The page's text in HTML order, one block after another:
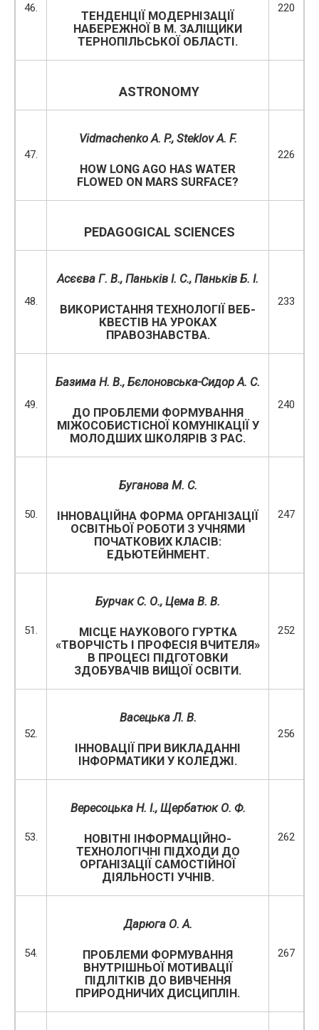
46.
ТЕНДЕНЦІЇ МОДЕРНІЗАЦІЇ
НАБЕРЕЖНОЇ В М. ЗАЛІЩИКИ
ТЕРНОПІЛЬСЬКОЇ ОБЛАСТІ.
220
ASTRONOMY
47.
Vidmachenko A. P., Steklov A. F.
HOW LONG AGO HAS WATER
FLOWED ON MARS SURFACE?
226
PEDAGOGICAL SCIENCES
48.
Асєєва Г. В., Паньків І. С., Паньків Б. І.
ВИКОРИСТАННЯ ТЕХНОЛОГІЇ ВЕБ-
КВЕСТІВ НА УРОКАХ
ПРАВОЗНАВСТВА.
233
49.
Базима Н. В., Бєлоновська-Сидор А. С.
ДО ПРОБЛЕМИ ФОРМУВАННЯ
МІЖОСОБИСТІСНОЇ КОМУНІКАЦІЇ У
МОЛОДШИХ ШКОЛЯРІВ З РАС.
240
50.
Буганова М. С.
ІННОВАЦІЙНА ФОРМА ОРГАНІЗАЦІЇ
ОСВІТНЬОЇ РОБОТИ З УЧНЯМИ
ПОЧАТКОВИХ КЛАСІВ:
ЕДЬЮТЕЙНМЕНТ.
247
51.
Бурчак С. О., Цема В. В.
МІСЦЕ НАУКОВОГО ГУРТКА
«ТВОРЧІСТЬ І ПРОФЕСІЯ ВЧИТЕЛЯ»
В ПРОЦЕСІ ПІДГОТОВКИ
ЗДОБУВАЧІВ ВИЩОЇ ОСВІТИ.
252
52.
Васецька Л. В.
ІННОВАЦІЇ ПРИ ВИКЛАДАННІ
ІНФОРМАТИКИ У КОЛЕДЖІ.
256
53.
Вересоцька Н. І., Щербатюк О. Ф.
НОВІТНІ ІНФОРМАЦІЙНО-
ТЕХНОЛОГІЧНІ ПІДХОДИ ДО
ОРГАНІЗАЦІЇ САМОСТІЙНОЇ
ДІЯЛЬНОСТІ УЧНІВ.
262
54.
Дарюга О. А.
ПРОБЛЕМИ ФОРМУВАННЯ
ВНУТРІШНЬОЇ МОТИВАЦІЇ
ПІДЛІТКІВ ДО ВИВЧЕННЯ
ПРИРОДНИЧИХ ДИСЦИПЛІН.
267